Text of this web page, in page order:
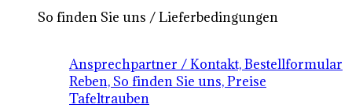
So finden Sie uns / Lieferbedingungen
Ansprechpartner / Kontakt, Bestellformular
Reben, So finden Sie uns, Preise
Tafeltrauben